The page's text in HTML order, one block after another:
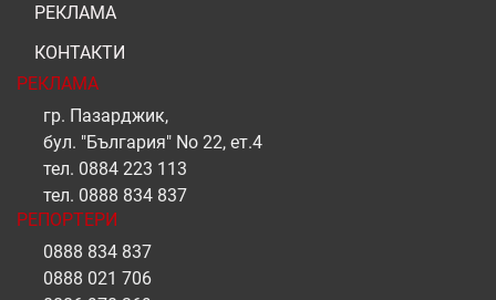
РЕКЛАМА
КОНТАКТИ
РЕКЛАМА
гр. Пазарджик,
бул. "България" No 22, ет.4
тел. 0884 223 113
тел. 0888 834 837
РЕПОРТЕРИ
0888 834 837
0888 021 706